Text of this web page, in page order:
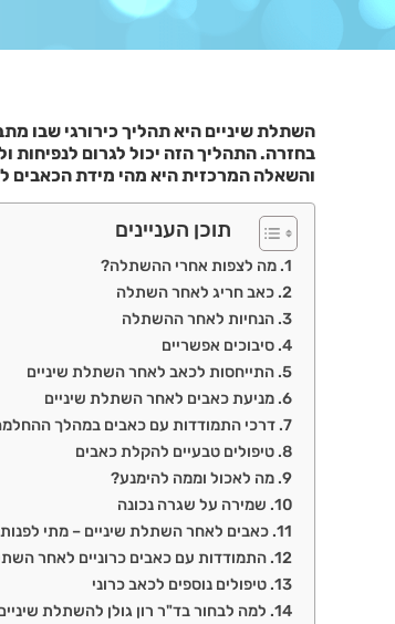
השתלת שיניים היא תהליך כירורגי שבו
בחזרה. התהליך הזה יכול לגרום לנפיחות
והשאלה המרכזית היא מהי מידת הכאבים
תוכן העניינים
מה לצפות אחרי ההשתלה?
כאב חריג לאחר השתלה
הנחיות לאחר ההשתלה
סיבוכים אפשריים
התייחסות לכאב לאחר השתלת שיניים
מניעת כאבים לאחר השתלת שיניים
דרכי התמודדות עם כאבים במהלך
טיפולים טבעיים להקלת כאבים
מה לאכול וממה להימנע?
שמירה על שגרה נכונה
כאבים לאחר השתלת שיניים – מתי
התמודדות עם כאבים כרוניים לאחר
טיפולים נוספים לכאב כרוני
למה לבחור בד"ר רון גולן להשתלת